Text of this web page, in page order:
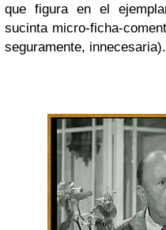
que figura en el
sucinta micro-ficha-
seguramente, innecesaria).